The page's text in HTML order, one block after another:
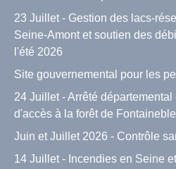
23 Juillet - Gestion des lacs-
Seine-Amont et soutien des
l'été 2026
Site gouvernemental pour les
24 Juillet - Arrêté
d'accès à la forêt de
Juin et Juillet 2026 - Contrôle
14 Juillet - Incendies en Seine